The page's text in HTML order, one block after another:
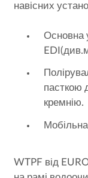
навісних
Основна
пасткою
кремнію.
WTPF від